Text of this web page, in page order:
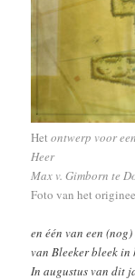
Hetontwerp voor
Heer
Max v. Gimborn te
Foto van het
en één van een
van Bleeker bleek
In augustus van dit